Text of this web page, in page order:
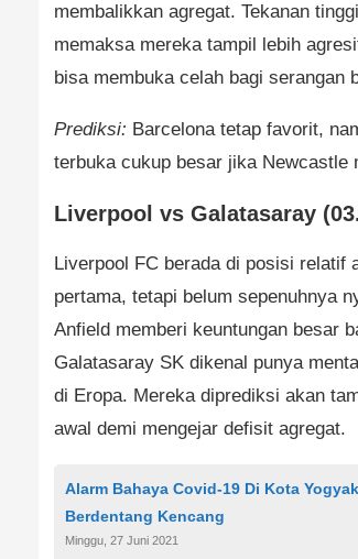
membalikkan agregat. Tekanan
memaksa mereka tampil lebih
bisa membuka celah bagi serangan
Prediksi: Barcelona tetap favorit,
terbuka cukup besar jika Newcastle
Liverpool vs Galatasaray
Liverpool FC berada di posisi relatif
pertama, tetapi belum sepenuhnya
Anfield memberi keuntungan besar
Galatasaray SK dikenal punya
di Eropa. Mereka diprediksi akan
awal demi mengejar defisit agregat.
Alarm Bahaya Covid-19 Di Kota
Berdentang Kencang
Minggu, 27 Juni 2021